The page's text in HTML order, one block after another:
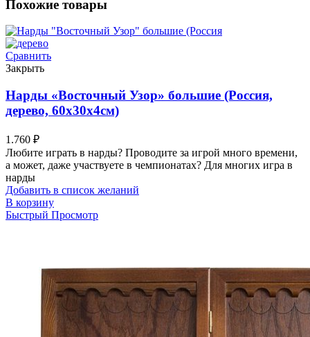
Похожие товары
Сравнить
Закрыть
Нарды «Восточный Узор» большие (Россия,
дерево, 60х30х4см)
1.760 ₽
Любите играть в нарды? Проводите за игрой много времени,
а может, даже участвуете в чемпионатах? Для многих игра в
нарды
Добавить в список желаний
В корзину
Быстрый Просмотр